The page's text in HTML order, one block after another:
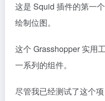
这是 Squid 插件的第一
绘制位图。
这个 Grasshopper 实用
一系列的组件。
尽管我已经测试了这个